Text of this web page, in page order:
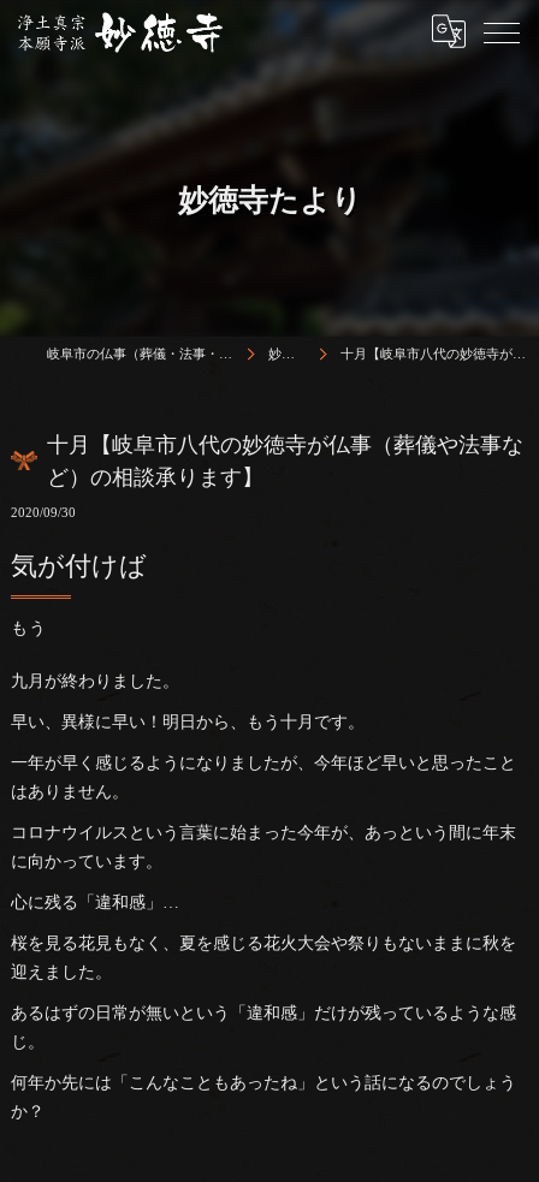
妙徳寺たより
妙徳寺たより 十月【岐阜市八代の妙徳寺が仏事（葬儀や法事など）の相談承ります】
十月【岐阜市八代の妙徳寺が仏事（葬儀や法事な
ど）の相談承ります】
2020/09/30
もう
気が付けば
九月が終わりました。
早い、異様に早い！明日から、もう十月です。
一年が早く感じるようになりましたが、今年ほど早いと思ったこと
はありません。
コロナウイルスという言葉に始まった今年が、あっという間に年末
に向かっています。
心に残る「違和感」…
桜を見る花見もなく、夏を感じる花火大会や祭りもないままに秋を
迎えました。
あるはずの日常が無いという「違和感」だけが残っているような感
じ。
何年か先には「こんなこともあったね」という話になるのでしょう
か？